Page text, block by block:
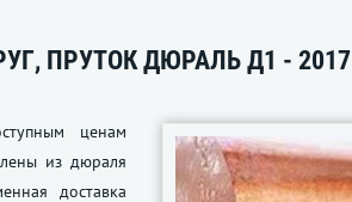
ПРУТОК ДЮРАЛЬ Д1 - 2017
ценам
из дюраля
доставка